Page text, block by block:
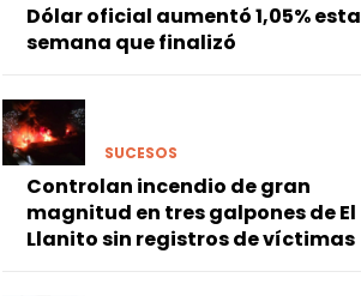
Dólar oficial aumentó 1,05% esta
semana que finalizó
SUCESOS
Controlan incendio de gran
magnitud en tres galpones de El
Llanito sin registros de víctimas